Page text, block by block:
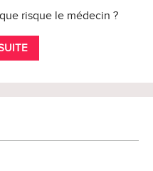
risque le médecin ?